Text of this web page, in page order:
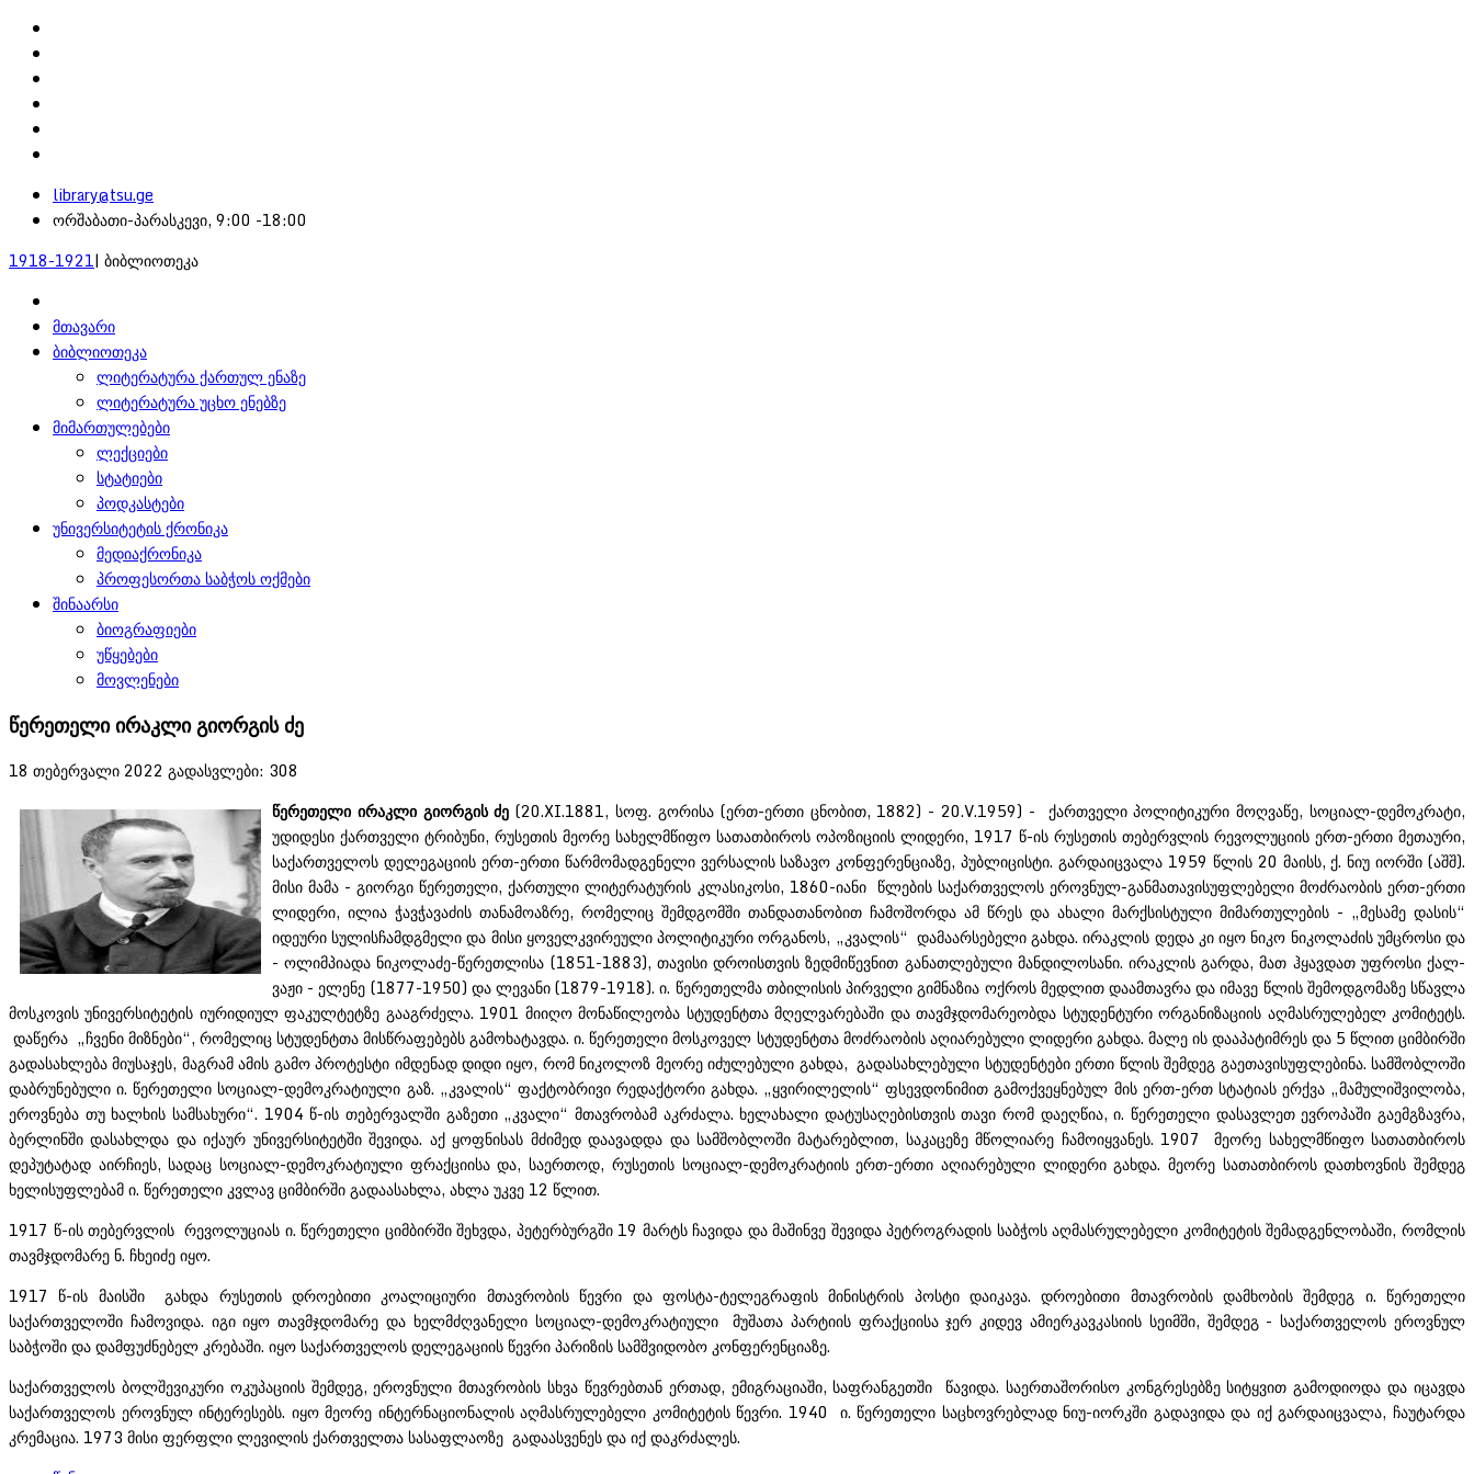
library@tsu.ge
ორშაბათი-პარასკევი, 9:00 -18:00
1918-1921| ბიბლიოთეკა
მთავარი
ბიბლიოთეკა
ლიტერატურა ქართულ ენაზე
ლიტერატურა უცხო ენებზე
მიმართულებები
ლექციები
სტატიები
პოდკასტები
უნივერსიტეტის ქრონიკა
მედიაქრონიკა
პროფესორთა საბჭოს ოქმები
შინაარსი
ბიოგრაფიები
უწყებები
მოვლენები
წერეთელი ირაკლი გიორგის ძე
18 თებერვალი 2022 გადასვლები: 308
წერეთელი ირაკლი გიორგის ძე (20.XI.1881, სოფ. გორისა (ერთ-ერთი ცნობით, 1882) - 20.V.1959) - ქართველი პოლიტიკური მოღვაწე, სოციალ-დემოკრატი,
უდიდესი ქართველი ტრიბუნი, რუსეთის მეორე სახელმწიფო სათათბიროს ოპოზიციის ლიდერი, 1917 წ-ის რუსეთის თებერვლის რევოლუციის ერთ-ერთი მეთაური,
საქართველოს დელეგაციის ერთ-ერთი წარმომადგენელი ვერსალის საზავო კონფერენციაზე, პუბლიცისტი. გარდაიცვალა 1959 წლის 20 მაისს, ქ. ნიუ იორში (აშშ).
მისი მამა - გიორგი წერეთელი, ქართული ლიტერატურის კლასიკოსი, 1860-იანი წლების საქართველოს ეროვნულ-განმათავისუფლებელი მოძრაობის ერთ-ერთი
ლიდერი, ილია ჭავჭავაძის თანამოაზრე, რომელიც შემდგომში თანდათანობით ჩამოშორდა ამ წრეს და ახალი მარქსისტული მიმართულების - „მესამე დასის“
იდეური სულისჩამდგმელი და მისი ყოველკვირეული პოლიტიკური ორგანოს, „კვალის“ დამაარსებელი გახდა. ირაკლის დედა კი იყო ნიკო ნიკოლაძის უმცროსი და
- ოლიმპიადა ნიკოლაძე-წერეთლისა (1851-1883), თავისი დროისთვის ზედმიწევნით განათლებული მანდილოსანი. ირაკლის გარდა, მათ ჰყავდათ უფროსი ქალ-
ვაჟი - ელენე (1877-1950) და ლევანი (1879-1918). ი. წერეთელმა თბილისის პირველი გიმნაზია ოქროს მედლით დაამთავრა და იმავე წლის შემოდგომაზე სწავლა
მოსკოვის უნივერსიტეტის იურიდიულ ფაკულტეტზე გააგრძელა. 1901 მიიღო მონაწილეობა სტუდენტთა მღელვარებაში და თავმჯდომარეობდა სტუდენტური ორგანიზაციის აღმასრულებელ კომიტეტს.
დაწერა „ჩვენი მიზნები“, რომელიც სტუდენტთა მისწრაფებებს გამოხატავდა. ი. წერეთელი მოსკოველ სტუდენტთა მოძრაობის აღიარებული ლიდერი გახდა. მალე ის დააპატიმრეს და 5 წლით ციმბირში
გადასახლება მიუსაჯეს, მაგრამ ამის გამო პროტესტი იმდენად დიდი იყო, რომ ნიკოლოზ მეორე იძულებული გახდა, გადასახლებული სტუდენტები ერთი წლის შემდეგ გაეთავისუფლებინა. სამშობლოში
დაბრუნებული ი. წერეთელი სოციალ-დემოკრატიული გაზ. „კვალის“ ფაქტობრივი რედაქტორი გახდა. „ყვირილელის“ ფსევდონიმით გამოქვეყნებულ მის ერთ-ერთ სტატიას ერქვა „მამულიშვილობა,
ეროვნება თუ ხალხის სამსახური“. 1904 წ-ის თებერვალში გაზეთი „კვალი“ მთავრობამ აკრძალა. ხელახალი დატუსაღებისთვის თავი რომ დაეღწია, ი. წერეთელი დასავლეთ ევროპაში გაემგზავრა,
ბერლინში დასახლდა და იქაურ უნივერსიტეტში შევიდა. აქ ყოფნისას მძიმედ დაავადდა და სამშობლოში მატარებლით, საკაცეზე მწოლიარე ჩამოიყვანეს. 1907 მეორე სახელმწიფო სათათბიროს
დეპუტატად აირჩიეს, სადაც სოციალ-დემოკრატიული ფრაქციისა და, საერთოდ, რუსეთის სოციალ-დემოკრატიის ერთ-ერთი აღიარებული ლიდერი გახდა. მეორე სათათბიროს დათხოვნის შემდეგ
ხელისუფლებამ ი. წერეთელი კვლავ ციმბირში გადაასახლა, ახლა უკვე 12 წლით.
1917 წ-ის თებერვლის რევოლუციას ი. წერეთელი ციმბირში შეხვდა, პეტერბურგში 19 მარტს ჩავიდა და მაშინვე შევიდა პეტროგრადის საბჭოს აღმასრულებელი კომიტეტის შემადგენლობაში, რომლის
თავმჯდომარე ნ. ჩხეიძე იყო.
1917 წ-ის მაისში გახდა რუსეთის დროებითი კოალიციური მთავრობის წევრი და ფოსტა-ტელეგრაფის მინისტრის პოსტი დაიკავა. დროებითი მთავრობის დამხობის შემდეგ ი. წერეთელი
საქართველოში ჩამოვიდა. იგი იყო თავმჯდომარე და ხელმძღვანელი სოციალ-დემოკრატიული მუშათა პარტიის ფრაქციისა ჯერ კიდევ ამიერკავკასიის სეიმში, შემდეგ - საქართველოს ეროვნულ
საბჭოში და დამფუძნებელ კრებაში. იყო საქართველოს დელეგაციის წევრი პარიზის სამშვიდობო კონფერენციაზე.
საქართველოს ბოლშევიკური ოკუპაციის შემდეგ, ეროვნული მთავრობის სხვა წევრებთან ერთად, ემიგრაციაში, საფრანგეთში წავიდა. საერთაშორისო კონგრესებზე სიტყვით გამოდიოდა და იცავდა
საქართველოს ეროვნულ ინტერესებს. იყო მეორე ინტერნაციონალის აღმასრულებელი კომიტეტის წევრი. 1940 ი. წერეთელი საცხოვრებლად ნიუ-იორკში გადავიდა და იქ გარდაიცვალა, ჩაუტარდა
კრემაცია. 1973 მისი ფერფლი ლევილის ქართველთა სასაფლაოზე გადაასვენეს და იქ დაკრძალეს.